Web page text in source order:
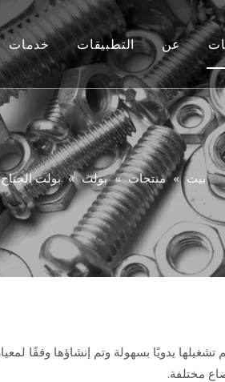
خدمات
مخصص
التشاور
التعليمات
التطبيقات عن
بيت » منتجات » بولت » بولت الجناح
مختلفة.